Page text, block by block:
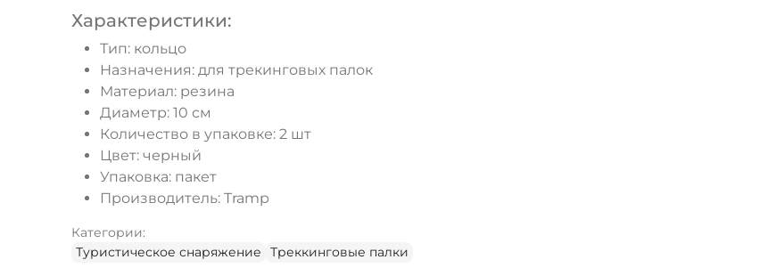
Характеристики:
Тип: кольцо
Назначения: для трекинговых палок
Материал: резина
Диаметр: 10 см
Количество в упаковке: 2 шт
Цвет: черный
Упаковка: пакет
Производитель: Tramp
Категории:
Туристическое снаряжение
Треккинговые палки